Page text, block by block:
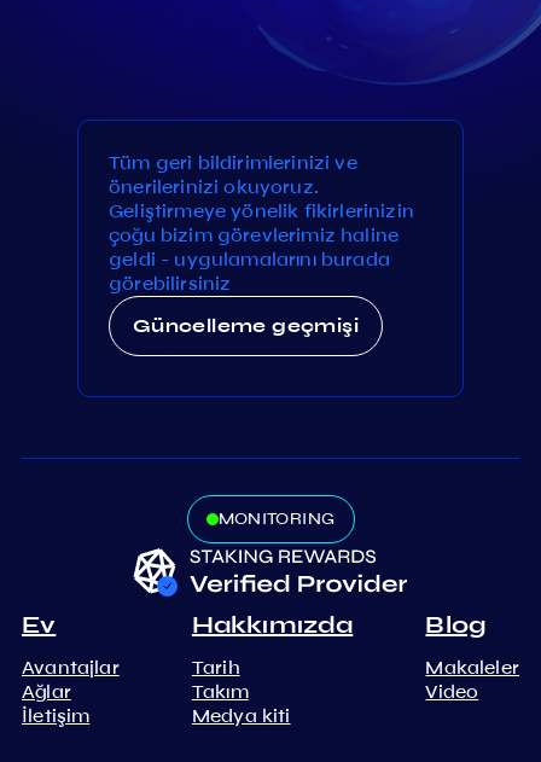
Tüm geri bildirimlerinizi ve
önerilerinizi okuyoruz.
Geliştirmeye yönelik fikirlerinizin
çoğu bizim görevlerimiz haline
geldi - uygulamalarını burada
görebilirsiniz
Güncelleme geçmişi
MONITORING
Ev
Avantajlar
Ağlar
İletişim
Hakkımızda
Tarih
Takım
Medya kiti
Blog
Makaleler
Video